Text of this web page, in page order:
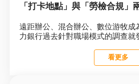
「打卡地點」與「勞檢合規」
遠距辦公、混合辦公、數位游牧成
力銀行過去針對職場模式的調查就
看更多